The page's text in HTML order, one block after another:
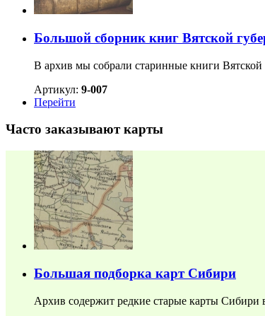
Большой сборник книг Вятской
В архив мы собрали старинные книги
Артикул: 9-007
Перейти
Часто заказывают карты
Большая подборка карт Сибири
Архив содержит редкие старые карты Сибири